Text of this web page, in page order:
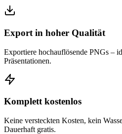
Export in hoher Qualität
Exportiere hochauflösende PNGs –
Präsentationen.
Komplett kostenlos
Keine versteckten Kosten, kein
Dauerhaft gratis.